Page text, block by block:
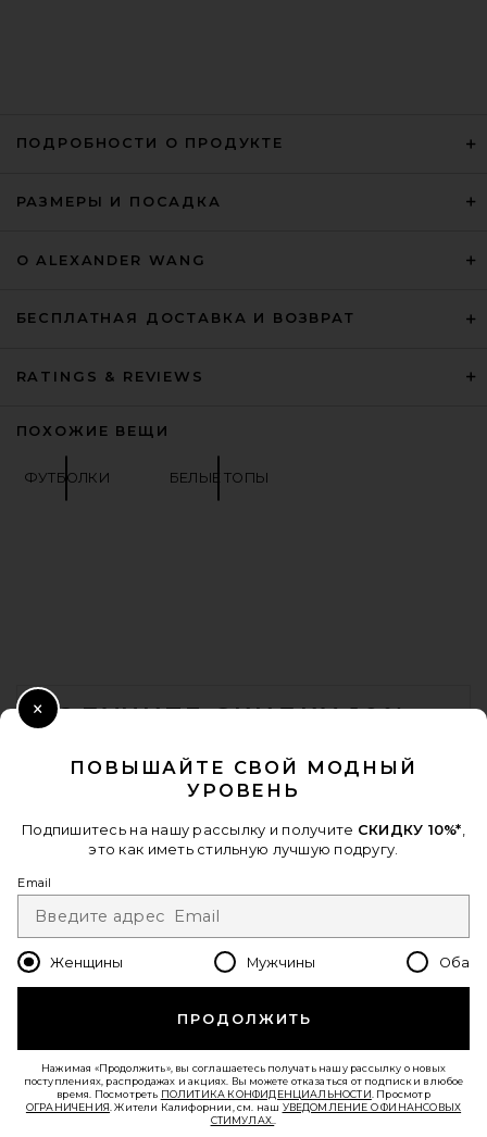
ПОДРОБНОСТИ О ПРОДУКТЕ
РАЗМЕРЫ И ПОСАДКА
О ALEXANDER WANG
БЕСПЛАТНАЯ ДОСТАВКА И ВОЗВРАТ
RATINGS & REVIEWS
ПОХОЖИЕ ВЕЩИ
ФУТБОЛКИ БЕЛЫЕ ТОПЫ
FOOTER
ПОЛУЧИТЕ СКИДКУ 10%
СВОЙ EMAIL. ОТПИСАТЬСЯ МОЖНО В ЛЮБОЙ МОМЕНТ.
ПОЛИТИКА КОНФИДЕНЦИАЛЬНОСТИ
Change Country Regions
ru USD
ПРОЙТИ КРАТКИЙ ОПРОС О СЕГОДНЯШНЕМ ВИЗИТЕ.ВПЕРЕД!
ПОВЫШАЙТЕ СВОЙ МОДНЫЙ
УРОВЕНЬ
Подпишитесь на нашу рассылку и получите СКИДКУ 10%*
это как иметь стильную лучшую подругу.
Email
Женщины Мужчины Оба
ПРОДОЛЖИТЬ
Нажимая «Продолжить», вы соглашаетесь получать нашу рассылку о новых
поступлениях, распродажах и акциях. Вы можете отказаться от подписки в любое
время. Посмотреть ПОЛИТИКА КОНФИДЕНЦИАЛЬНОСТИ . Просмотр
ОГРАНИЧЕНИЯ . Жители Калифорнии, см. наш УВЕДОМЛЕНИЕ О ФИНАНСОВЫХ
СТИМУЛАХ.
Close Modal